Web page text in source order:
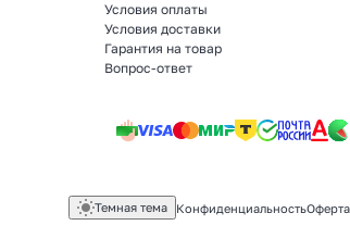
Условия оплаты
Условия доставки
Гарантия на товар
Вопрос-ответ
Темная тема КонфиденциальностьОферта